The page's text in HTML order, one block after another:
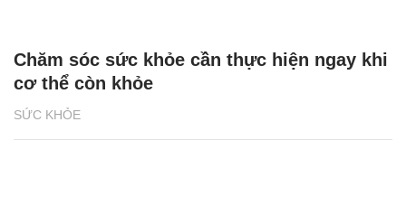
SỨC KHỎE
Chăm sóc sức khỏe cần thực hiện ngay khi
cơ thể còn khỏe